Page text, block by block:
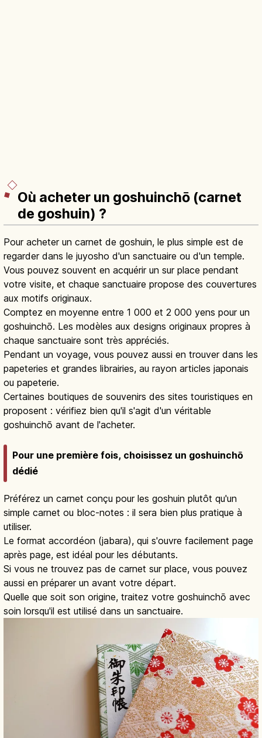
Où acheter un goshuinchō (carnet
de goshuin) ?
Pour acheter un carnet de goshuin, le plus simple est de
regarder dans le juyosho d'un sanctuaire ou d'un temple.
Vous pouvez souvent en acquérir un sur place pendant
votre visite, et chaque sanctuaire propose des couvertures
aux motifs originaux.
Comptez en moyenne entre 1 000 et 2 000 yens pour un
goshuinchō. Les modèles aux designs originaux propres à
chaque sanctuaire sont très appréciés.
Pendant un voyage, vous pouvez aussi en trouver dans les
papeteries et grandes librairies, au rayon articles japonais
ou papeterie.
Certaines boutiques de souvenirs des sites touristiques en
proposent : vérifiez bien qu'il s'agit d'un véritable
goshuinchō avant de l'acheter.
Pour une première fois, choisissez un goshuinchō
dédié
Préférez un carnet conçu pour les goshuin plutôt qu'un
simple carnet ou bloc-notes : il sera bien plus pratique à
utiliser.
Le format accordéon (jabara), qui s'ouvre facilement page
après page, est idéal pour les débutants.
Si vous ne trouvez pas de carnet sur place, vous pouvez
aussi en préparer un avant votre départ.
Quelle que soit son origine, traitez votre goshuinchō avec
soin lorsqu'il est utilisé dans un sanctuaire.